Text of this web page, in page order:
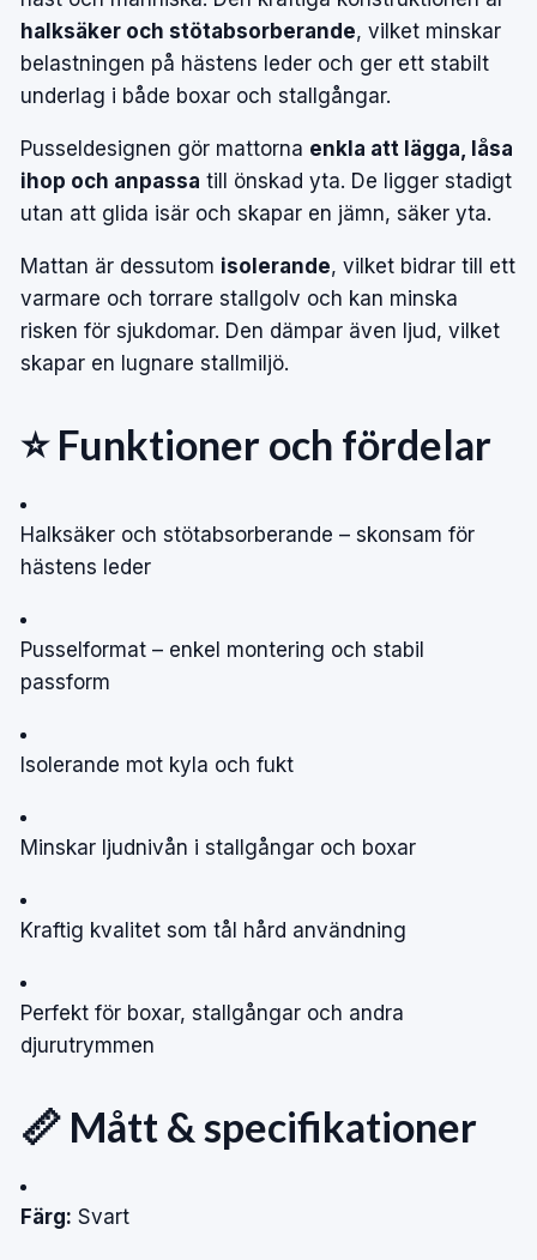
halksäker och stötabsorberande, vilket minskar
belastningen på hästens leder och ger ett stabilt
underlag i både boxar och stallgångar.
Pusseldesignen gör mattorna enkla att lägga, låsa
ihop och anpassa till önskad yta. De ligger stadigt
utan att glida isär och skapar en jämn, säker yta.
Mattan är dessutom isolerande, vilket bidrar till ett
varmare och torrare stallgolv och kan minska
risken för sjukdomar. Den dämpar även ljud, vilket
skapar en lugnare stallmiljö.
⭐ Funktioner och fördelar
Halksäker och stötabsorberande – skonsam för
hästens leder
Pusselformat – enkel montering och stabil
passform
Isolerande mot kyla och fukt
Minskar ljudnivån i stallgångar och boxar
Kraftig kvalitet som tål hård användning
Perfekt för boxar, stallgångar och andra
djurutrymmen
📏 Mått & specifikationer
Färg: Svart